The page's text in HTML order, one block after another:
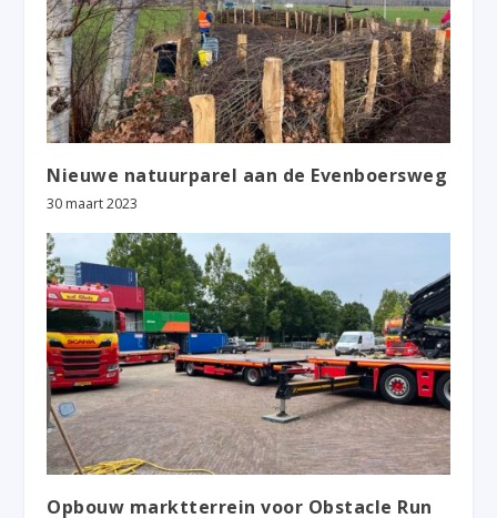
Nieuwe natuurparel aan de Evenboersweg
30 maart 2023
Opbouw marktterrein voor Obstacle Run